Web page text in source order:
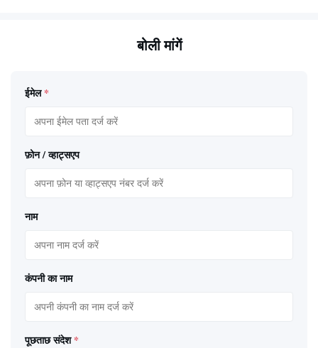
बोली मांगें
ईमेल *
फ़ोन / व्हाट्सएप
नाम
कंपनी का नाम
पूछताछ संदेश *